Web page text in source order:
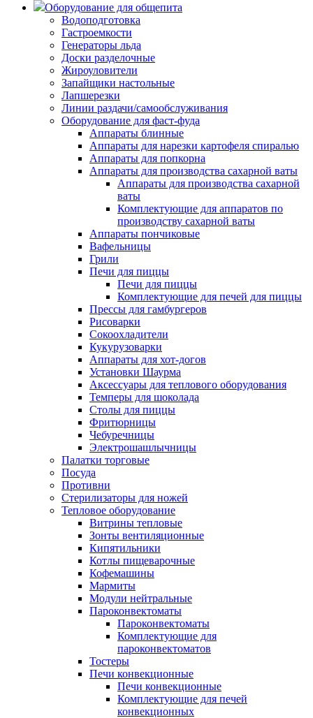
Оборудование для общепита
Водоподготовка
Гастроемкости
Генераторы льда
Доски разделочные
Жироуловители
Запайщики настольные
Лапшерезки
Линии раздачи/самообслуживания
Оборудование для фаст-фуда
Аппараты блинные
Аппараты для нарезки картофеля спиралью
Аппараты для попкорна
Аппараты для производства сахарной ваты
Аппараты для производства сахарной
ваты
Комплектующие для аппаратов по
производству сахарной ваты
Аппараты пончиковые
Вафельницы
Грили
Печи для пиццы
Печи для пиццы
Комплектующие для печей для пиццы
Прессы для гамбургеров
Рисоварки
Сокоохладители
Кукурузоварки
Аппараты для хот-догов
Установки Шаурма
Аксессуары для теплового оборудования
Темперы для шоколада
Столы для пиццы
Фритюрницы
Чебуречницы
Электрошашлычницы
Палатки торговые
Посуда
Противни
Стерилизаторы для ножей
Тепловое оборудование
Витрины тепловые
Зонты вентиляционные
Кипятильники
Котлы пищеварочные
Кофемашины
Мармиты
Модули нейтральные
Пароконвектоматы
Пароконвектоматы
Комплектующие для
пароконвектоматов
Тостеры
Печи конвекционные
Печи конвекционные
Комплектующие для печей
конвекционных